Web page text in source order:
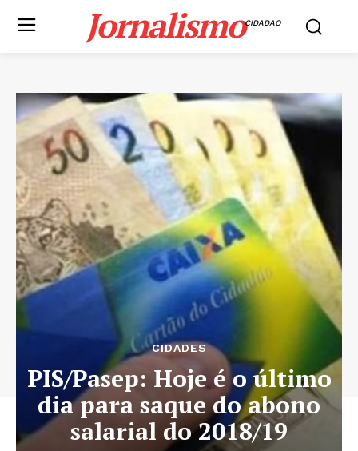
JornalismoCIDADAO
CIDADES
PIS/Pasep: Hoje é o último
dia para saque do abono
salarial do 2018/19